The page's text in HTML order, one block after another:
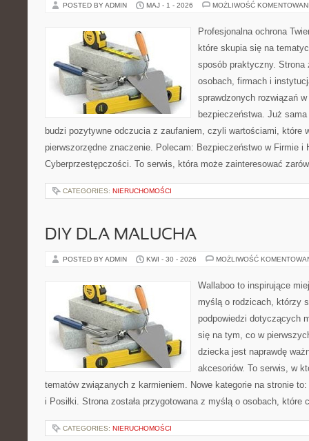
POSTED BY ADMIN MAJ - 1 - 2026 MOŻLIWOŚĆ
Profesjonalna ochrona
które skupia się na
sposób praktyczny. Strona
osobach, firmach i
sprawdzonych rozwiązań
bezpieczeństwa. Już
budzi pozytywne odczucia z zaufaniem, czyli wartościami, które
pierwszorzędne znaczenie. Polecam: Bezpieczeństwo w Firmie i
Cyberprzestępczości. To serwis, która może zainteresować
CATEGORIES: NIERUCHOMOŚCI
DIY DLA MALUCHA
POSTED BY ADMIN KWI - 30 - 2026 MOŻLIWOŚĆ
Wallaboo to inspirujące
myślą o rodzicach, którzy
podpowiedzi dotyczących
się na tym, co w
dziecka jest naprawdę
akcesoriów. To serwis, w
tematów związanych z karmieniem. Nowe kategorie na stronie
i Posiłki. Strona została przygotowana z myślą o osobach,
CATEGORIES: NIERUCHOMOŚCI